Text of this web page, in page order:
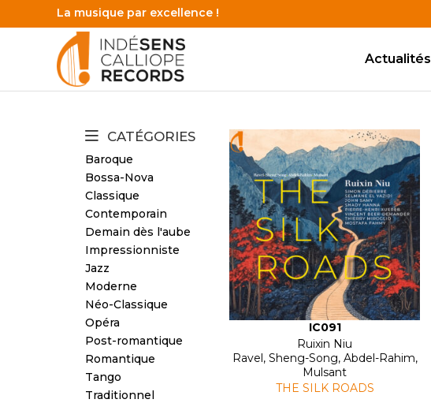
La musique par excellence !
Actualités
CATÉGORIES
Baroque
Bossa-Nova
Classique
Contemporain
Demain dès l'aube
Impressionniste
Jazz
Moderne
Néo-Classique
Opéra
Post-romantique
Romantique
Tango
Traditionnel
IC091
Ruixin Niu
Ravel, Sheng-Song, Abdel-Rahim,
Mulsant
THE SILK ROADS